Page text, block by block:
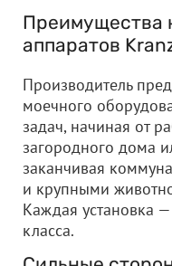
Преимущества
аппаратов
Производитель
моечного
задач, начиная от
загородного дома
заканчивая
и крупными
Каждая установка
класса.